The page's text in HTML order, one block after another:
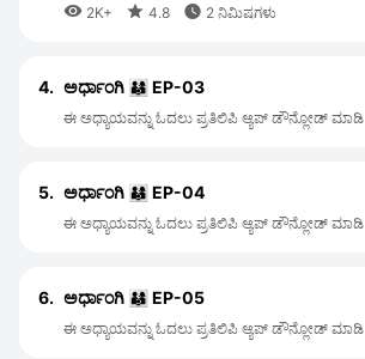
 2K+  4.8  2 ನಿಮಿಷಗಳು
4. ಅರ್ಧಾಂಗಿ 👨‍👩‍👦 EP-03
ಈ ಅಧ್ಯಾಯವನ್ನು ಓದಲು ಪ್ರತಿಲಿಪಿ ಆ್ಯಪ್ ಡೌನ್ಲೋಡ್ ಮಾಡಿ
5. ಅರ್ಧಾಂಗಿ 👨‍👩‍👦 EP-04
ಈ ಅಧ್ಯಾಯವನ್ನು ಓದಲು ಪ್ರತಿಲಿಪಿ ಆ್ಯಪ್ ಡೌನ್ಲೋಡ್ ಮಾಡಿ
6. ಅರ್ಧಾಂಗಿ 👨‍👩‍👦 EP-05
ಈ ಅಧ್ಯಾಯವನ್ನು ಓದಲು ಪ್ರತಿಲಿಪಿ ಆ್ಯಪ್ ಡೌನ್ಲೋಡ್ ಮಾಡಿ